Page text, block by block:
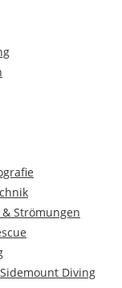
Strömungen
Diving